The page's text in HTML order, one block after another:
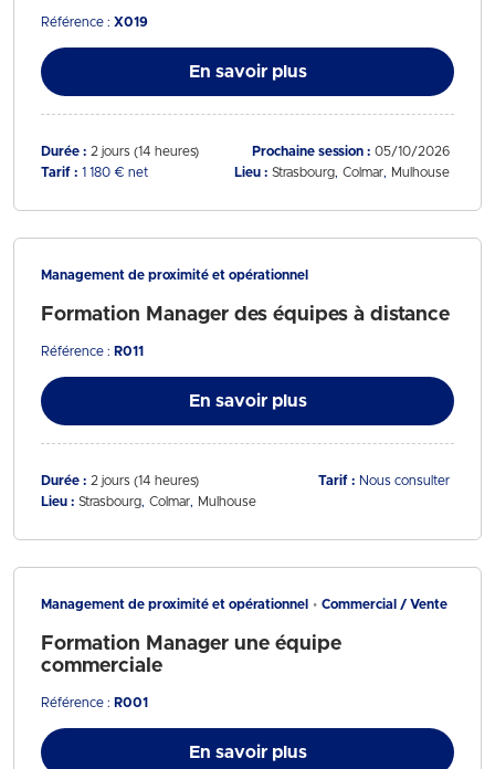
Référence : X019
En savoir plus
Durée : 2 jours (14 heures) Prochaine session : 05/10/2026
Tarif : 1 180 € net Lieu : Strasbourg Colmar Mulhouse
Management de proximité et opérationnel
Formation Manager des équipes à distance
Référence : R011
En savoir plus
Durée : 2 jours (14 heures) Tarif : Nous consulter
Lieu : Strasbourg Colmar Mulhouse
Management de proximité et opérationnel Commercial / Vente
Formation Manager une équipe
commerciale
Référence : R001
En savoir plus